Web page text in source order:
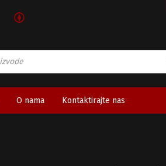
🅯
O nama Kontaktirajte nas